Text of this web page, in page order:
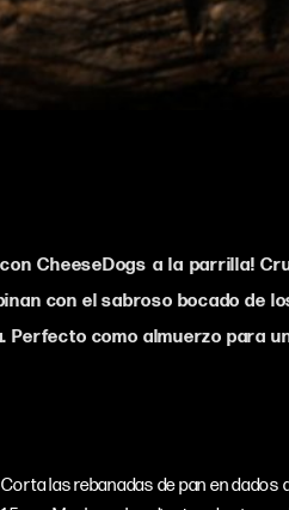
CheeseDogs a la parrilla!
con el sabroso bocado de
como almuerzo para
Corta las rebanadas de pan endados